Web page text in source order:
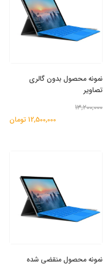
نمونه محصول بدون گالری
تصاویر
13,200,000
12,500,000 تومان
نمونه محصول منقضی شده